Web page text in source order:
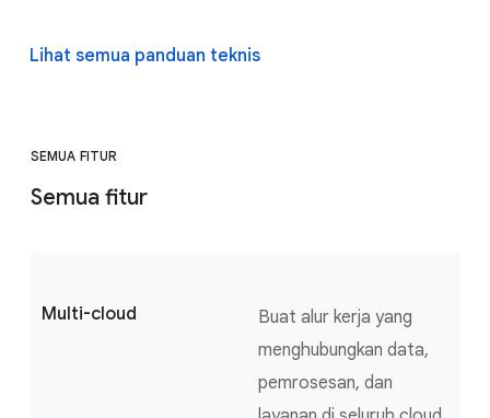
Lihat semua panduan teknis
SEMUA FITUR
Semua fitur
Multi-cloud
Buat alur kerja yang
menghubungkan data,
pemrosesan, dan